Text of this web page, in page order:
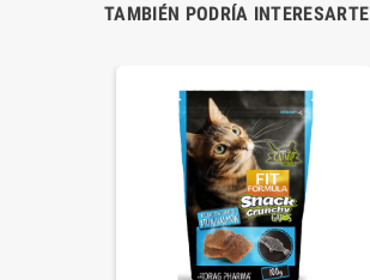
TAMBIÉN PODRÍA INTERESARTE